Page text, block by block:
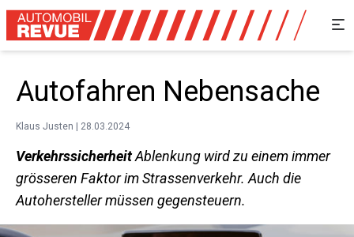
Autofahren Nebensache
Klaus Justen | 28.03.2024
VerkehrssicherheitAblenkung wird zu ­einem immer
grösseren Faktor im Strassenverkehr. Auch die
Autohersteller müssen gegensteuern.